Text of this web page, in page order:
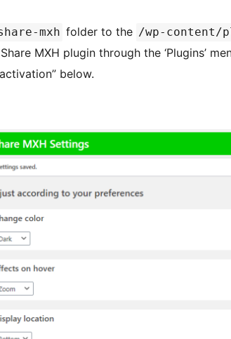
mxh folder to the /wp-content/
MXH plugin through the ‘Plugins’
below.